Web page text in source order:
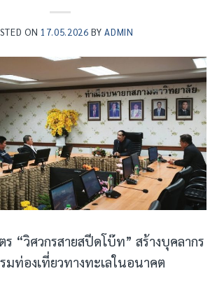
ON 17.05.2026 BYADMIN
ร “วิศวกรสายสปีดโบ๊ท” สร้างบุคลากร
มท่องเที่ยวทางทะเลในอนาคต